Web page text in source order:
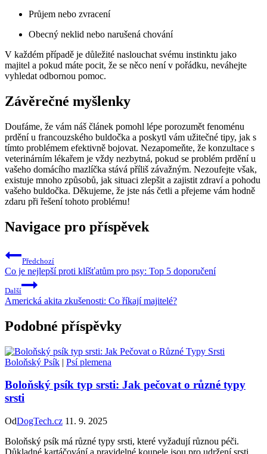
Průjem nebo zvracení
Obecný neklid nebo narušená chování
V každém případě je důležité naslouchat svému instinktu jako
majitel a pokud máte pocit, že se něco není v pořádku, neváhejte
vyhledat odbornou pomoc.
Závěrečné myšlenky
Doufáme, že vám náš článek pomohl lépe porozumět fenoménu
prdění u francouzského buldočka a poskytl vám užitečné tipy, jak s
tímto problémem efektivně bojovat. Nezapomeňte, že konzultace s
veterinárním lékařem je vždy nezbytná, pokud se problém prdění u
vašeho domácího mazlíčka stává příliš závažným. Nezoufejte však,
existuje mnoho způsobů, jak situaci zlepšit a zajistit zdraví a pohodu
vašeho buldočka. Děkujeme, že jste nás četli a přejeme vám hodně
zdaru při řešení tohoto problému!
Navigace pro příspěvek
Předchozí
Co je nejlepší proti klíšťatům pro psy: Top 5 doporučení
Další
Americká akita zkušenosti: Co říkají majitelé?
Podobné příspěvky
Boloňský Psík | Psí plemena
Boloňský psík typ srsti: Jak pečovat o různé typy
srsti
OdDogTech.cz 11. 9. 2025
Boloňský psík má různé typy srsti, které vyžadují různou péči.
Důkladné kartáčování a pravidelné koupele jsou pro udržení srsti